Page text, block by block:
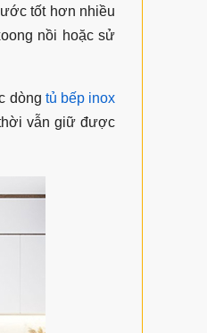
tốt hơn nhiều
nồi hoặc sử
dòng tủ bếp inox
vẫn giữ được